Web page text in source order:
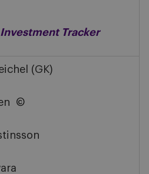
Tracker
(GK)
©